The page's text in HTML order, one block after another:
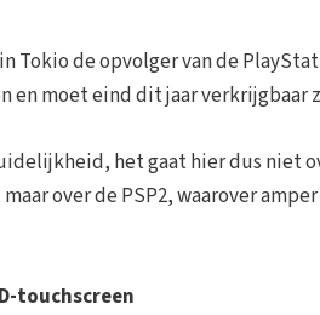
Tokio de opvolger van de
en moet eind dit jaar verkrijgbaar
het gaat hier dus niet
over de PSP2, waarover
touchscreen